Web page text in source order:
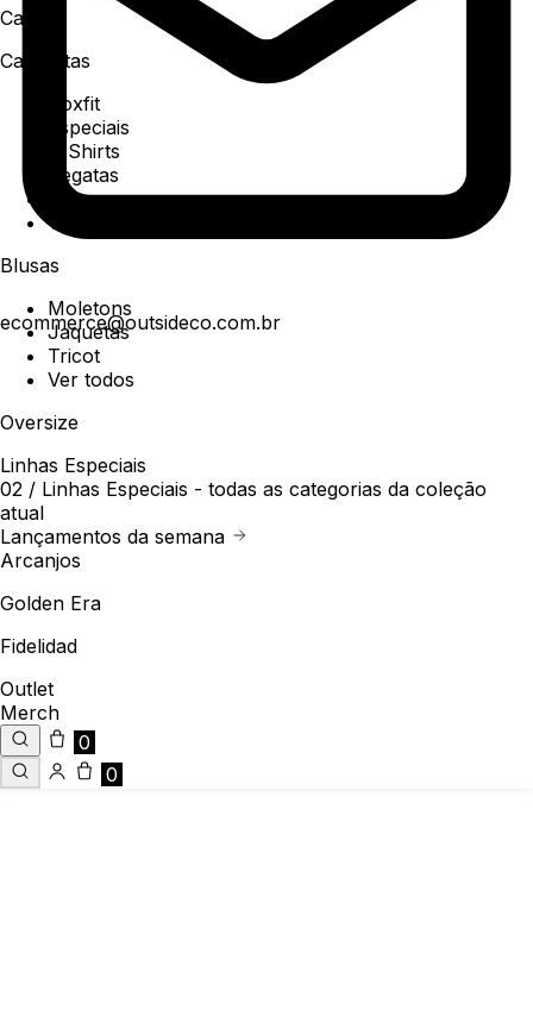
ecommerce@outsideco.com.br
Camisa
Camisetas
Boxfit
Especiais
T-Shirts
Regatas
Polo
Ver todos
Blusas
Moletons
Jaquetas
Tricot
Ver todos
Oversize
Linhas Especiais
02 / Linhas Especiais - todas as categorias da coleção
atual
Lançamentos da semana
Arcanjos
Golden Era
Fidelidad
Outlet
Merch
0
0